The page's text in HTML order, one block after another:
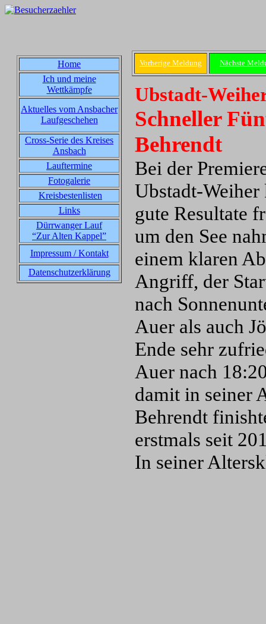
Home
Ich und meine
Wettkämpfe
Aktuelles vom Ansbacher
Laufgeschehen
Cross-Serie des Kreises
Ansbach
Lauftermine
Fotogalerie
Kreisbestenlisten
Links
Dürrwanger Lauf
“Zur Alten Kappel”
Impressum / Kontakt
Datenschutzerklärung
Vorherige Meldung Nächste
Ubstadt-
Schneller
Behrendt
Bei der
Ubstadt-
gute Resultate
um den See
einem klaren
Angriff, der
nach
Auer als auch
Ende sehr
Auer nach
damit in seiner
Behrendt
erstmals seit
In seiner